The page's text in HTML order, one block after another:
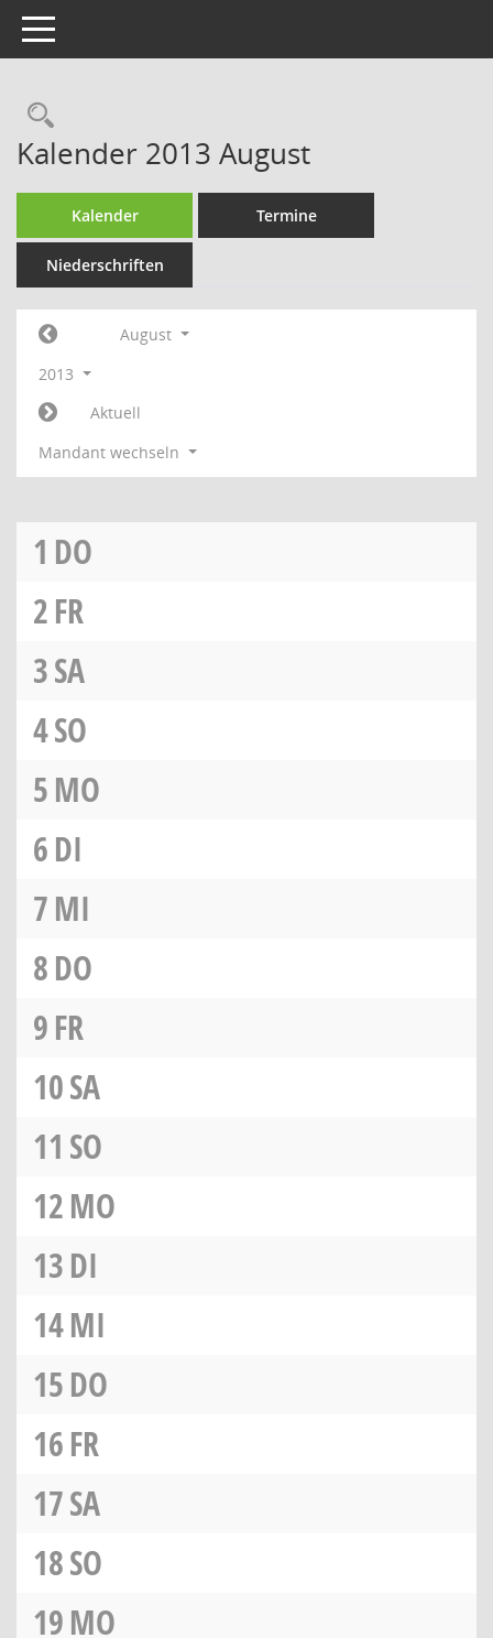
Toggle navigation
Rechercheauswahl
Kalender 2013 August
Kalender Termine
Niederschriften
August
2013
Aktuell
Mandant wechseln
1 DO
2FR
3SA
4SO
5MO
6DI
7MI
8DO
9FR
10SA
11 SO
12MO
13DI
14MI
15DO
16FR
17SA
18SO
19MO